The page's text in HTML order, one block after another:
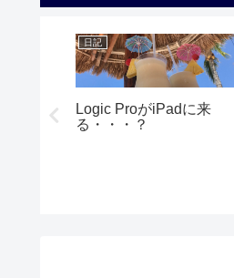
日記
Logic ProがiPadに来
る・・・？